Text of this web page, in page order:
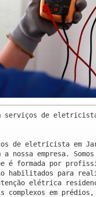
serviços de
de eletricista em
a nossa empresa.
é formada por
habilitados para
elétrica
complexos em